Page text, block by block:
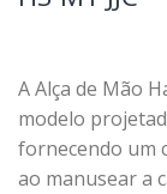
A Alça de Mão
modelo
fornecendo um
ao manusear a